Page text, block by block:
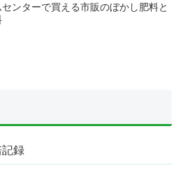
センターで買える市販のぼかし肥料と
録